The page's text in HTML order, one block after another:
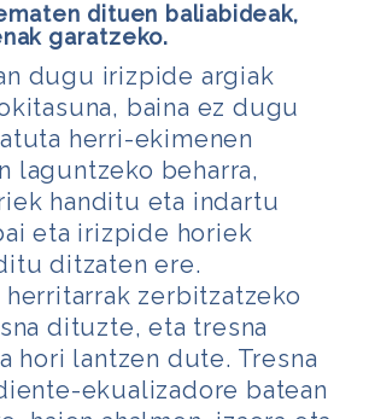
dituen baliabideak,
garatzeko.
dugu irizpide argiak
baina ez dugu
herri-ekimenen
laguntzeko beharra,
handitu eta indartu
eta irizpide horiek
ditzaten ere.
zerbitzatzeko
dituzte, eta tresna
hori lantzen dute. Tresna
ekualizadore batean